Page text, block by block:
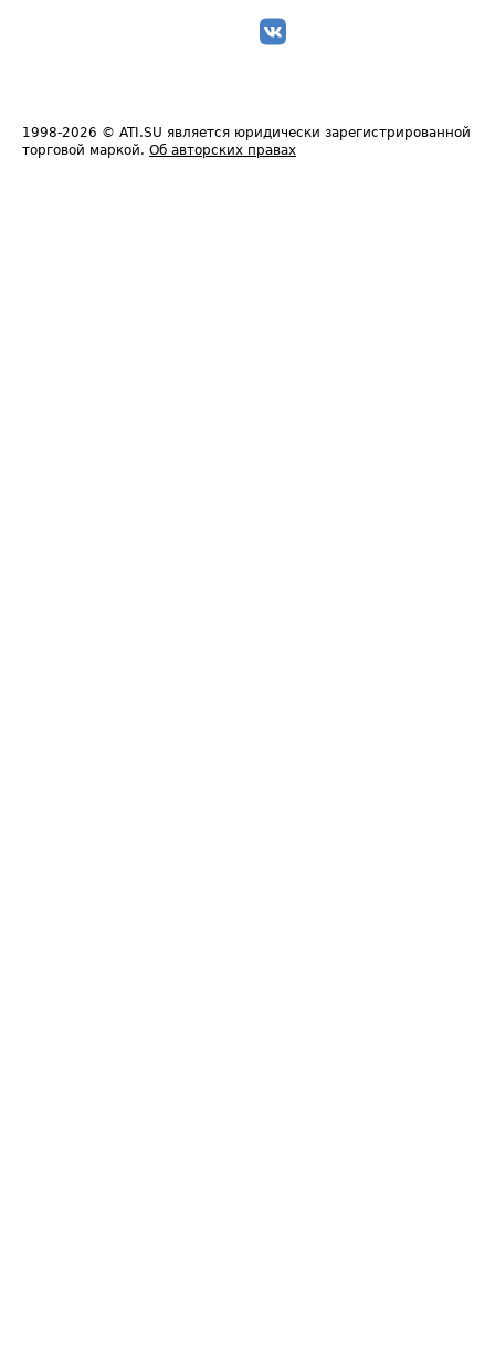
1998-2026 © ATI.SU является юридически зарегистрированной
торговой маркой. Об авторских правах